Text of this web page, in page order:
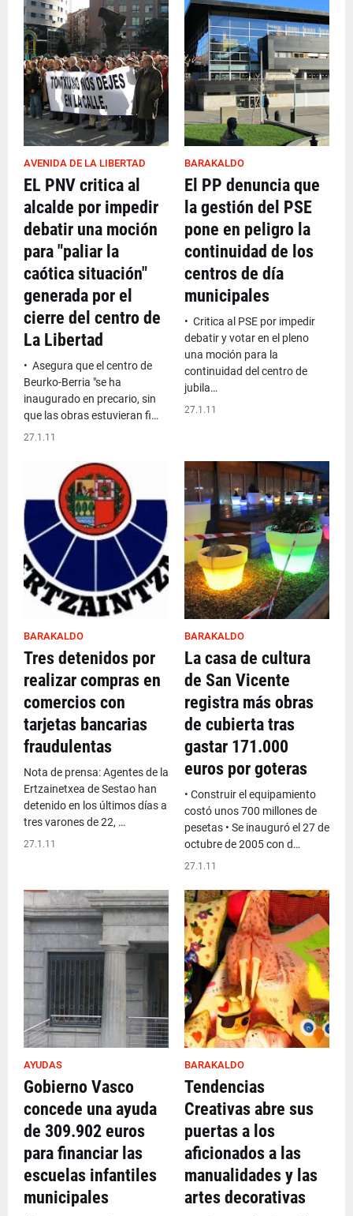
AVENIDA DE LA LIBERTAD
EL PNV critica al
alcalde por impedir
debatir una moción
para "paliar la
caótica situación"
generada por el
cierre del centro de
La Libertad
• Asegura que el centro de
Beurko-Berria "se ha
inaugurado en precario, sin
que las obras estuvieran fi…
27.1.11
BARAKALDO
El PP denuncia que
la gestión del PSE
pone en peligro la
continuidad de los
centros de día
municipales
• Critica al PSE por impedir
debatir y votar en el pleno
una moción para la
continuidad del centro de
jubila…
27.1.11
BARAKALDO
Tres detenidos por
realizar compras en
comercios con
tarjetas bancarias
fraudulentas
Nota de prensa: Agentes de la
Ertzainetxea de Sestao han
detenido en los últimos días a
tres varones de 22, …
27.1.11
BARAKALDO
La casa de cultura
de San Vicente
registra más obras
de cubierta tras
gastar 171.000
euros por goteras
• Construir el equipamiento
costó unos 700 millones de
pesetas • Se inauguró el 27 de
octubre de 2005 con d…
27.1.11
AYUDAS
Gobierno Vasco
concede una ayuda
de 309.902 euros
para financiar las
escuelas infantiles
municipales
BARAKALDO
Tendencias
Creativas abre sus
puertas a los
aficionados a las
manualidades y las
artes decorativas